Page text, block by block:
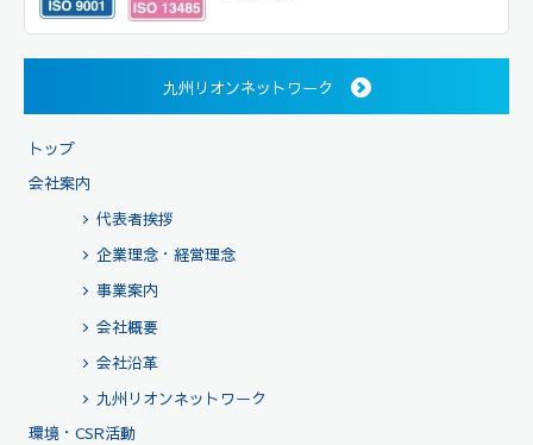
九州リオンネットワーク
トップ
会社案内
代表者挨拶
企業理念・経営理念
事業案内
会社概要
会社沿革
九州リオンネットワーク
環境・CSR活動